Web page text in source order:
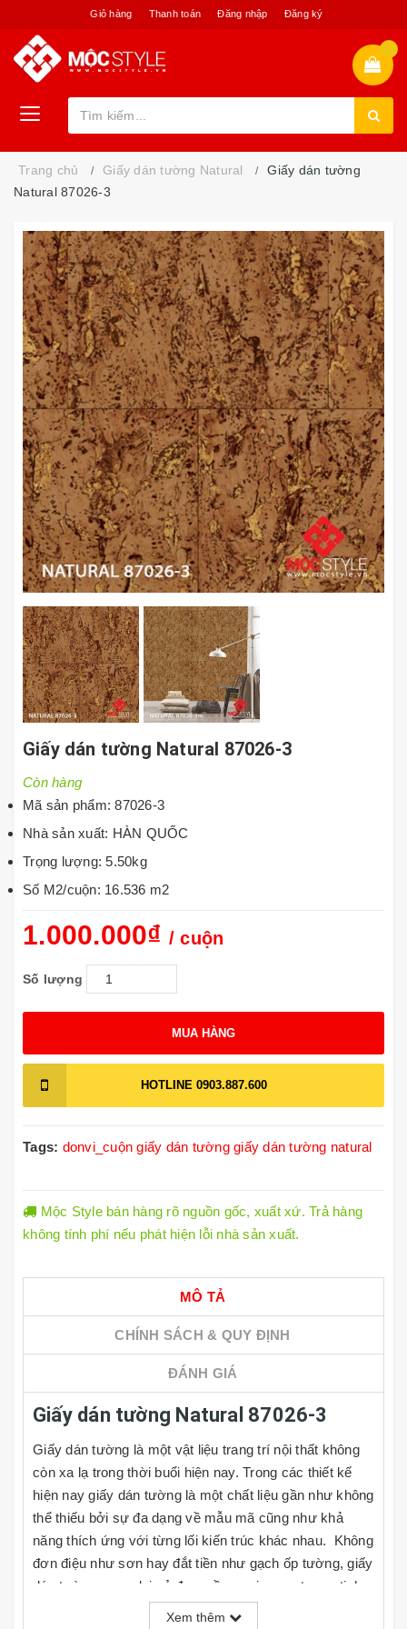
Giỏ hàng Thanh toán Đăng nhập Đăng ký
Trang chủ Giấy dán tường Natural
Giấy dán tường
Natural 87026-3
Giấy dán tường Natural 87026-3
Còn hàng
Mã sản phẩm: 87026-3
Nhà sản xuất: HÀN QUỐC
Trọng lượng: 5.50kg
Số M2/cuộn: 16.536 m2
1.000.000₫ / cuộn
Số lượng
MUA HÀNG
HOTLINE 0903.887.600
Tags: donvi_cuộn giấy dán tường giấy dán tường natural
Mộc Style bán hàng rõ nguồn gốc, xuất xứ. Trả hàng
không tính phí nếu phát hiện lỗi nhà sản xuất.
MÔ TẢ
CHÍNH SÁCH & QUY ĐỊNH
ĐÁNH GIÁ
Giấy dán tường Natural 87026-3
Giấy dán tường là một vật liệu trang trí nội thất không
còn xa lạ trong thời buổi hiện nay. Trong các thiết kế
hiện nay giấy dán tường là một chất liệu gần như không
thể thiếu bởi sự đa dạng về mẫu mã cũng như khả
năng thích ứng với từng lối kiến trúc khác nhau. Không
đơn điệu như sơn hay đắt tiền như gạch ốp tường, giấy
dán tường mang lại vẻ đẹp mềm mại, sang trọng, tinh
Xem thêm